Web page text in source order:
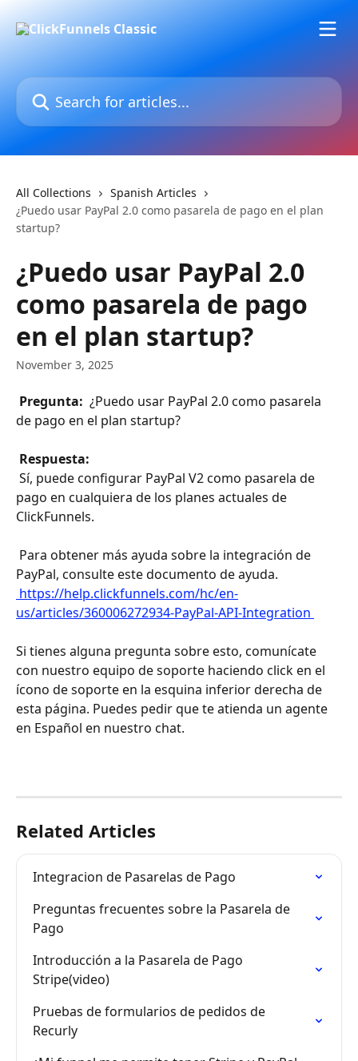
Search for articles...
All Collections
Spanish Articles
¿Puedo usar PayPal 2.0 como pasarela de pago en el plan
startup?
¿Puedo usar PayPal 2.0
como pasarela de pago
en el plan startup?
November 3, 2025
Pregunta: ¿Puedo usar PayPal 2.0 como pasarela
de pago en el plan startup?
Respuesta:
pago en cualquiera de los planes actuales de
ClickFunnels.
PayPal, consulte este documento de ayuda.
https://help.clickfunnels.com/hc/en-
us/articles/360006272934-PayPal-API-Integration
Si tienes alguna pregunta sobre esto, comunícate
con nuestro equipo de soporte haciendo click en el
ícono de soporte en la esquina inferior derecha de
esta página. Puedes pedir que te atienda un agente
en Español en nuestro chat.
Related Articles
Integracion de Pasarelas de Pago
Preguntas frecuentes sobre la Pasarela de
Pago
Introducción a la Pasarela de Pago
Stripe(video)
Pruebas de formularios de pedidos de
Recurly